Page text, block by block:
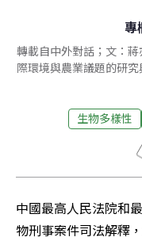
專
轉載自中外對話；文：
際環境與農業議題的研
生物多樣性
中國最高人民法院和
物刑事案件司法解釋